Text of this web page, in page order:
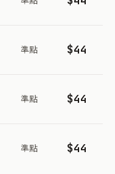
準點 $44
準點 $44
準點 $44